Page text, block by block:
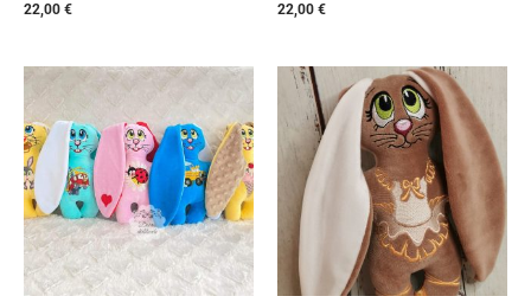
22,00 € 22,00 €
Price
range:
22,00 €
through
28,00 €